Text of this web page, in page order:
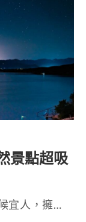
景點超吸
宜人，擁…